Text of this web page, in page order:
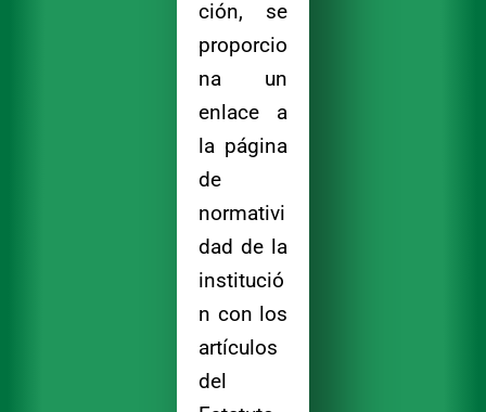
ción, se
proporcio
na un
enlace a
la página
de
normativi
dad de la
institució
n con los
artículos
del